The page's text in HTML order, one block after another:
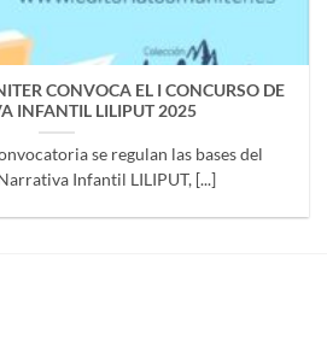
CONVOCA EL I CONCURSO DE
INFANTIL LILIPUT 2025
se regulan las bases del
Infantil LILIPUT, [...]